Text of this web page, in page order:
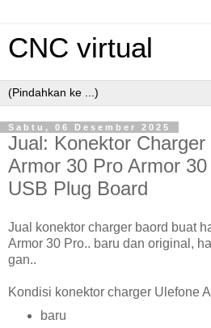
CNC virtual
Sabtu, 06 Desember 2025
Jual: Konektor
Armor 30 Pro Armor
USB Plug Board
Jual konektor charger baord buat
Armor 30 Pro.. baru dan original,
gan..
Kondisi konektor charger Ulefone
baru